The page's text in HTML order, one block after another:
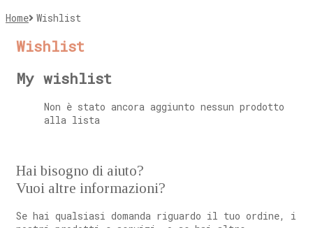
Home Wishlist
Wishlist
My wishlist
Non è stato ancora aggiunto nessun prodotto
alla lista
Hai bisogno di aiuto?
Vuoi altre informazioni?
Se hai qualsiasi domanda riguardo il tuo ordine, i